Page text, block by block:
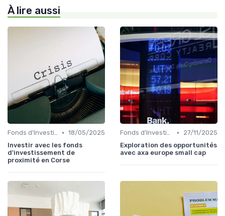
À lire aussi
Fonds d'Investissement et ETF • 18/05/2025
Investir avec les fonds
d'investissement de
proximité en Corse
Fonds d'Investissement et ETF •
27/11/2025
Exploration des opportunités
avec axa europe small cap